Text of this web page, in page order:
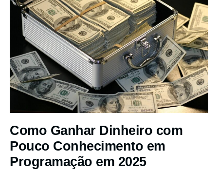
Como Ganhar Dinheiro com
Pouco Conhecimento em
Programação em 2025